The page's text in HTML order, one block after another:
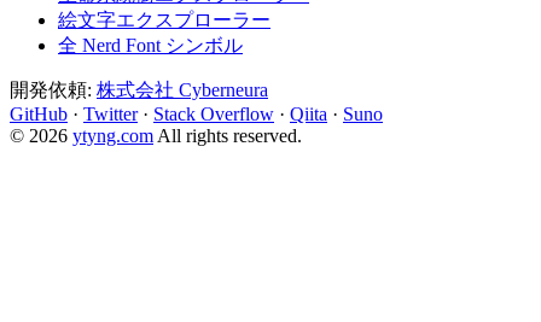
絵文字エクスプローラー
全 Nerd Font シンボル
開発依頼: 株式会社 Cyberneura
GitHub · Twitter · Stack Overflow · Qiita · Suno
© 2026 ytyng.com All rights reserved.